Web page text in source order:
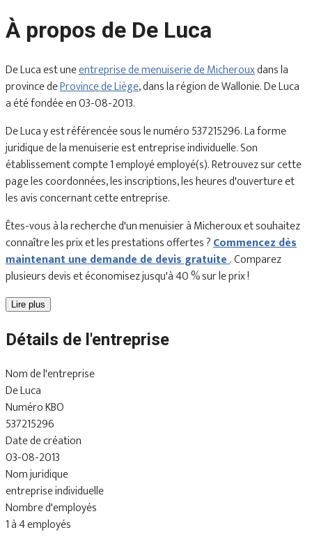
À propos de De Luca
De Luca est uneentreprise de menuiserie de Micherouxdans la
province deProvince de Liège, dans la région de Wallonie. De Luca
a été fondée en 03-08-2013.
De Luca y est référencée sous le numéro 537215296. La forme
juridique de la menuiserie est entreprise individuelle. Son
établissement compte 1 employé employé(s). Retrouvez sur cette
page les coordonnées, les inscriptions, les heures d'ouverture et
les avis concernant cette entreprise.
Êtes-vous à la recherche d'un menuisier à Micheroux et souhaitez
connaître les prix et les prestations offertes ?Commencez dès
maintenant une demande de devis gratuite. Comparez
plusieurs devis et économisez jusqu'à 40 % sur le prix !
Lire plus
Détails de l'entreprise
Nom de l'entreprise
De Luca
Numéro KBO
537215296
Date de création
03-08-2013
Nom juridique
entreprise individuelle
Nombre d'employés
1 à 4 employés